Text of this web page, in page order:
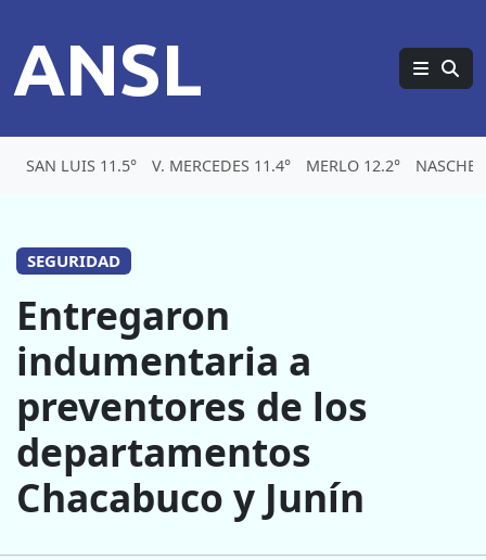
ANSL
SAN LUIS 11.5° V. MERCEDES 11.4° MERLO 12.2°
SEGURIDAD
Entregaron
indumentaria a
preventores de los
departamentos
Chacabuco y Junín